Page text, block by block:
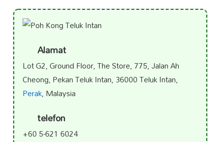
Alamat
Lot G2, Ground Floor, The Store, 775, Jalan Ah
Cheong, Pekan Teluk Intan, 36000 Teluk Intan,
Perak, Malaysia
telefon
+60 5-621 6024